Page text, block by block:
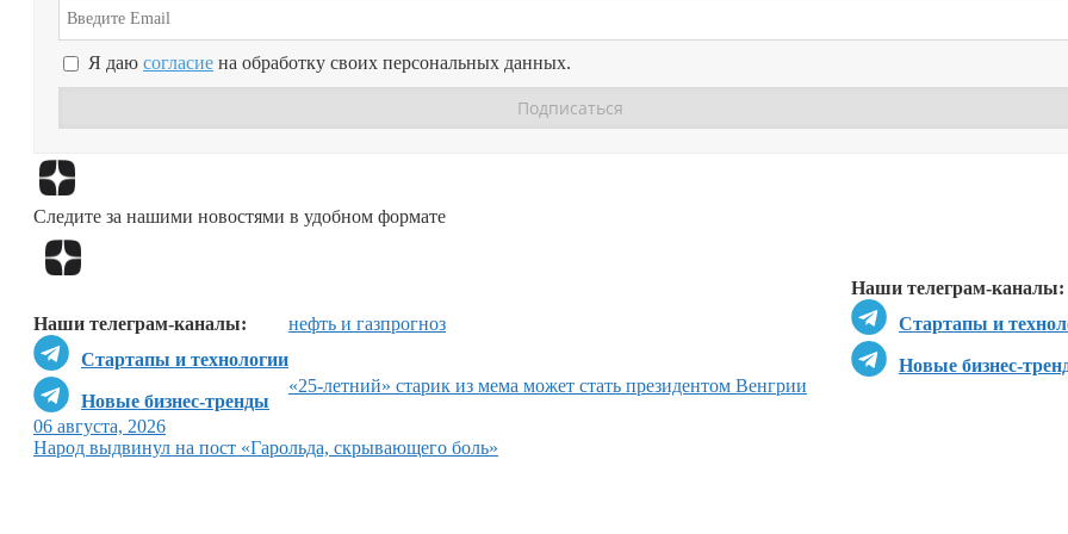
Я даю согласие на обработку своих персональных данных.
Следите за нашими новостями в удобном формате
Наши телеграм-каналы:
Стартапы и
Новые бизнес-
Наши телеграм-каналы:
Стартапы и технологии
Новые бизнес-тренды
нефть и газпрогноз
«25-летний» старик из мема может стать президентом Венгрии
06 августа, 2026
Народ выдвинул на пост «Гарольда, скрывающего боль»